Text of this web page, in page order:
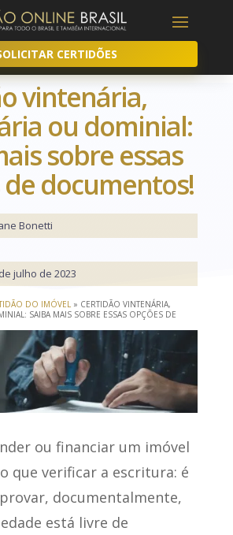
CERTIDÕES
vintenária,
ou dominial:
sobre essas
documentos!
Bonetti
julho de 2023
DO IMÓVEL» CERTIDÃO VINTENÁRIA,
SAIBA MAIS SOBRE ESSAS OPÇÕES DE
da Matéria[mostrar]
ou financiar um imóvel
que verificar a escritura: é
documentalmente,
está livre de